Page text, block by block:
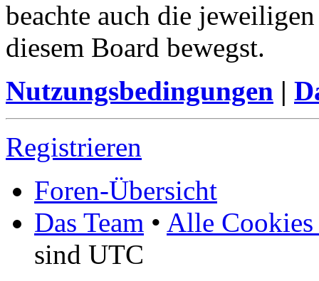
beachte auch die
diesem Board bewegst.
Nutzungsbedingungen |
Registrieren
Foren-Übersicht
Das Team • Alle Cookies
sind UTC